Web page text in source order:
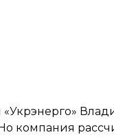
«Укрэнерго»